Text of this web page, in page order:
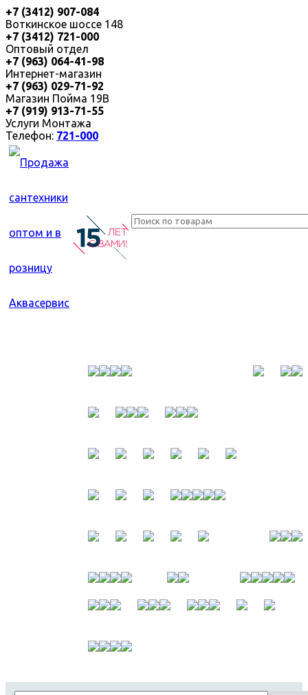
+7 (3412) 907-084
Воткинское шоссе 148
+7 (3412) 721-000
Оптовый отдел
+7 (963) 064-41-98
Интернет-магазин
+7 (963) 029-71-92
Магазин Пойма 19В
+7 (919) 913-71-55
Услуги Монтажа
Телефон: 721-000